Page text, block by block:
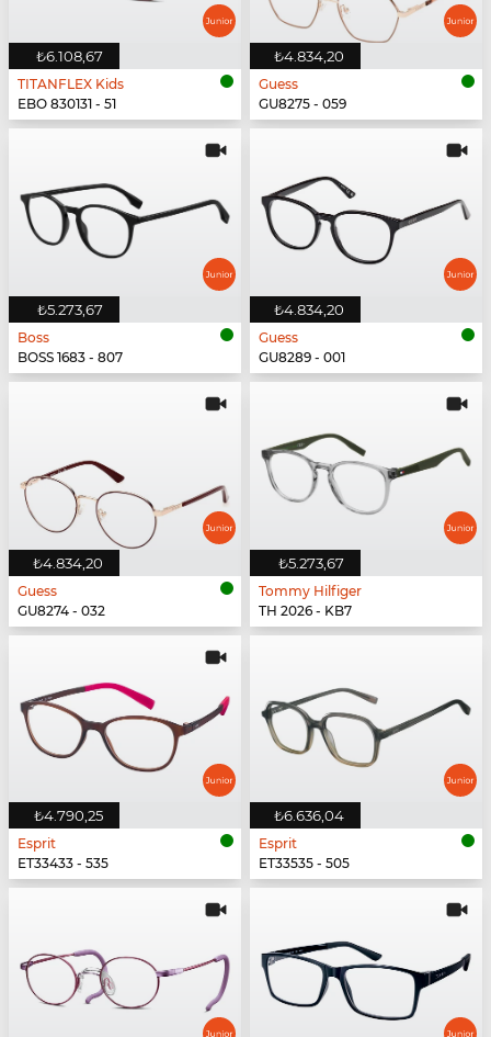
₺6.108,67
TITANFLEX Kids
EBO 830131 - 51
₺4.834,20
Guess
GU8275 - 059
₺5.273,67
Boss
BOSS 1683 - 807
₺4.834,20
Guess
GU8289 - 001
₺4.834,20
Guess
GU8274 - 032
₺5.273,67
Tommy Hilfiger
TH 2026 - KB7
₺4.790,25
Esprit
ET33433 - 535
₺6.636,04
Esprit
ET33535 - 505